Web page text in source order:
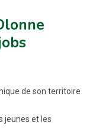
de son territoire
jeunes et les